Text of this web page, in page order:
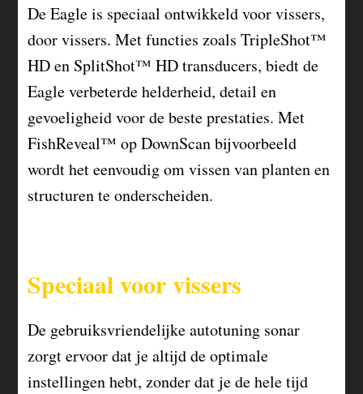
De Eagle is speciaal ontwikkeld voor vissers,
door vissers. Met functies zoals TripleShot™
HD en SplitShot™ HD transducers, biedt de
Eagle verbeterde helderheid, detail en
gevoeligheid voor de beste prestaties. Met
FishReveal™ op DownScan bijvoorbeeld
wordt het eenvoudig om vissen van planten en
structuren te onderscheiden.
Speciaal voor vissers
De gebruiksvriendelijke autotuning sonar
zorgt ervoor dat je altijd de optimale
instellingen hebt, zonder dat je de hele tijd